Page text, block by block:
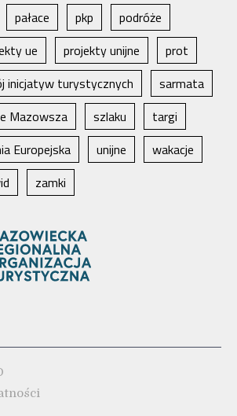
pałace pkp
podróże
ue projekty unijne
prot
inicjatyw turystycznych
sarmata
Mazowsza
szlaku
targi
Europejska unijne
wakacje
zamki